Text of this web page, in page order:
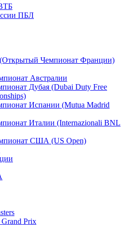
ПБЛ
(Открытый Чемпионат Франции)
Австралии
Дубая (Dubai Duty Free
Испании (Mutua Madrid
Италии (Internazionali BNL
США (US Open)
Grand Prix